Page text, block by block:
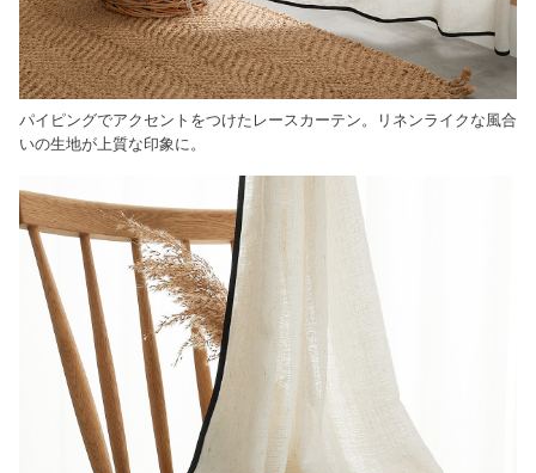
パイピングでアクセントをつけたレースカーテン。リネンライクな風合
いの生地が上質な印象に。